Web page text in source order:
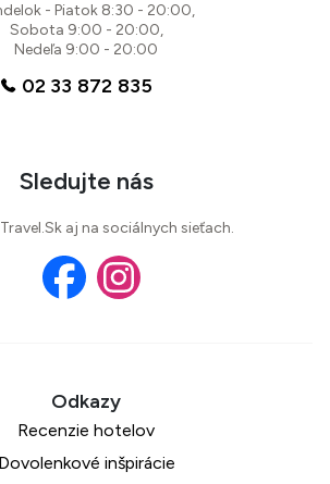
- Piatok 8:30 - 20:00,
Sobota 9:00 - 20:00,
Nedeľa 9:00 - 20:00
02 33 872 835
Sledujte nás
aj na sociálnych sieťach.
Recenzie hotelov
Dovolenkové inšpirácie